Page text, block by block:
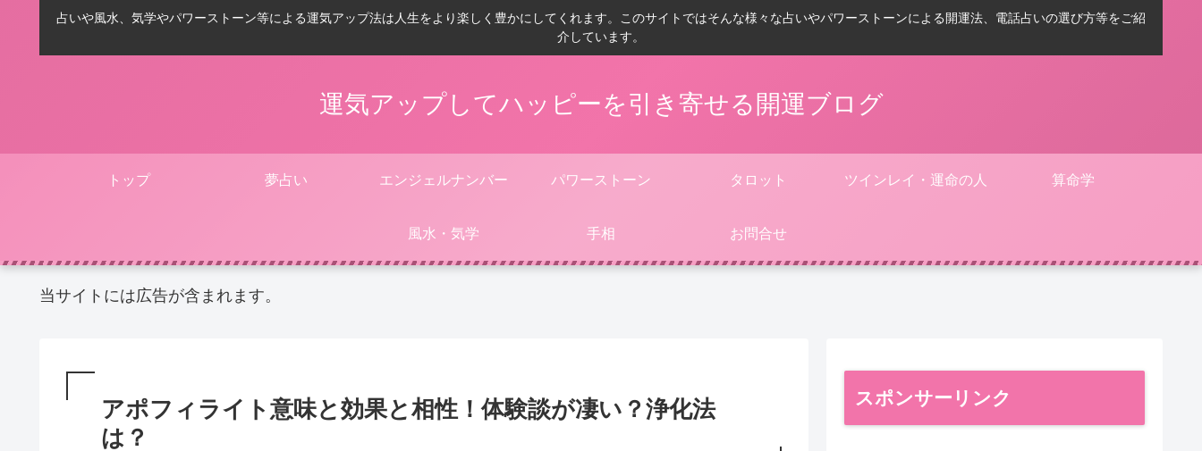
占いや風水、気学やパワーストーン等による運気アップ法は人生をより楽しく豊かにしてくれます。このサイトではそんな様々な占いやパワーストーンによる開運法、電話占いの選び方等をご紹
介しています。
運気アップしてハッピーを引き寄せる開運ブログ
トップ 夢占い エンジェルナンバー パワーストーン タロット ツインレイ・運命の人 算命学
風水・気学 手相 お問合せ
当サイトには広告が含まれます。
アポフィライト意味と効果と相性！体験談が凄い？浄化法
は？
スポンサーリンク